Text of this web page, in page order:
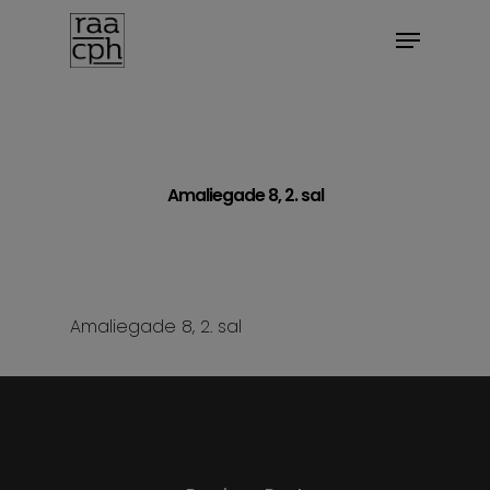
BOOK MØDE
Amaliegade 8, 2. sal
Amaliegade 8, 2. sal